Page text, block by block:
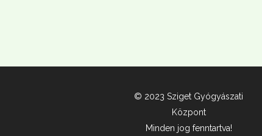
© 2023 Sziget Gyógyászati
Központ
Minden jog fenntartva!